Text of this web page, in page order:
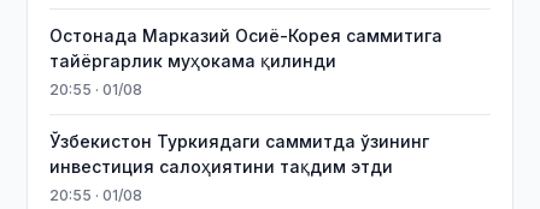
Остонада Марказий Осиё-Корея саммитига
тайёргарлик муҳокама қилинди
20:55 · 01/08
Ўзбекистон Туркиядаги саммитда ўзининг
инвестиция салоҳиятини тақдим этди
20:55 · 01/08